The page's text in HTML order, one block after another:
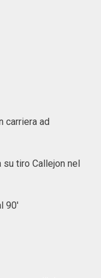
carriera ad
su tiro Callejon nel
90'